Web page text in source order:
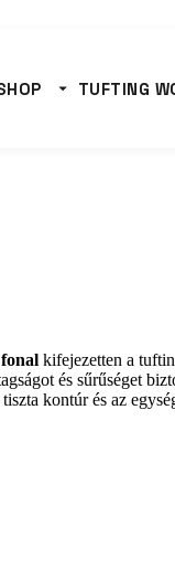
TUFTING
kifejezetten a
és sűrűséget
kontúr és az